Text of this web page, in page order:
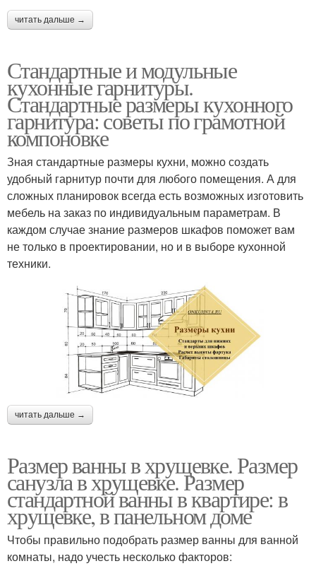
читать дальше →
Стандартные и модульные
кухонные гарнитуры.
Стандартные размеры кухонного
гарнитура: советы по грамотной
компоновке
Зная стандартные размеры кухни, можно создать
удобный гарнитур почти для любого помещения. А для
сложных планировок всегда есть возможных изготовить
мебель на заказ по индивидуальным параметрам. В
каждом случае знание размеров шкафов поможет вам
не только в проектировании, но и в выборе кухонной
техники.
читать дальше →
Размер ванны в хрущевке. Размер
санузла в хрущевке. Размер
стандартной ванны в квартире: в
хрущевке, в панельном доме
Чтобы правильно подобрать размер ванны для ванной
комнаты, надо учесть несколько факторов: